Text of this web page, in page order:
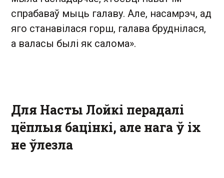
спрабаваў мыць галаву. Але, насамрэч, ад
яго станавілася горш, галава бруднілася,
а валасы былі як салома».
Для Насты Лойкі перадалі
цёплыя бацінкі, але нага ў іх
не ўлезла